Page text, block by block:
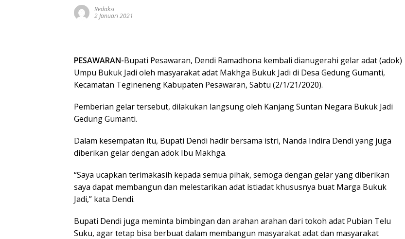
Redaksi
2 Januari 2021
PESAWARAN-Bupati Pesawaran, Dendi Ramadhona kembali dianugerahi gelar adat (adok)
Umpu Bukuk Jadi oleh masyarakat adat Makhga Bukuk Jadi di Desa Gedung Gumanti,
Kecamatan Tegineneng Kabupaten Pesawaran, Sabtu (2/1/21/2020).
Pemberian gelar tersebut, dilakukan langsung oleh Kanjang Suntan Negara Bukuk Jadi
Gedung Gumanti.
Dalam kesempatan itu, Bupati Dendi hadir bersama istri, Nanda Indira Dendi yang juga
diberikan gelar dengan adok Ibu Makhga.
“Saya ucapkan terimakasih kepada semua pihak, semoga dengan gelar yang diberikan
saya dapat membangun dan melestarikan adat istiadat khususnya buat Marga Bukuk
Jadi,” kata Dendi.
Bupati Dendi juga meminta bimbingan dan arahan arahan dari tokoh adat Pubian Telu
Suku, agar tetap bisa berbuat dalam membangun masyarakat adat dan masyarakat